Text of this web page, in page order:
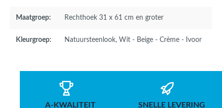
Maatgroep: Rechthoek 31 x 61 cm en groter
Kleurgroep: Natuursteenlook, Wit - Beige - Crème - Ivoor
A-KWALITEIT SNELLE LEVERING